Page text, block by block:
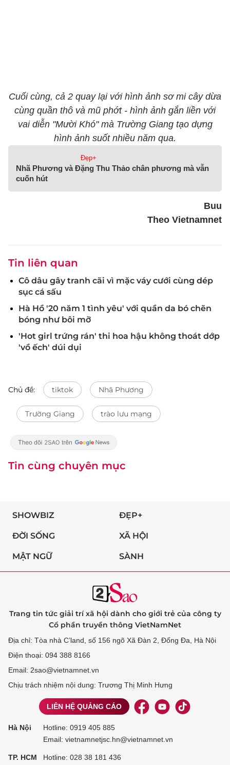
Cuối cùng, cả 2 quay lại với hình ảnh sơ mi cây dừa
cùng quần thô và mũ phớt - hình ảnh gắn liền với
vai diễn "Mười Khó" mà Trường Giang tạo dựng
hình ảnh suốt nhiều năm qua.
Đẹp+
Nhã Phương và Đặng Thu Thảo chân phương mà vẫn
cuốn hút
Buu
Theo Vietnamnet
Tin liên quan
Cô dâu gây tranh cãi vì mặc váy cưới cùng dép
sục cá sấu
Hà Hồ '20 năm 1 tình yêu' với quần da bó chẽn
bóng như bôi mỡ
'Hot girl trứng rán' thi hoa hậu không thoát dớp
'vồ ếch' dúi dụi
Chủ đề: tiktok Nhã Phương
Trường Giang trào lưu mạng
Tin cùng chuyên mục
SHOWBIZ ĐẸP+
ĐỜI SỐNG XÃ HỘI
MẬT NGỮ SÀNH
Trang tin tức giải trí xã hội dành cho giới trẻ của công ty
Cổ phần truyền thông VietNamNet
Địa chỉ: Tòa nhà C’land, số 156 ngõ Xã Đàn 2, Đống Đa, Hà Nội
Điện thoại: 094 388 8166
Email: 2sao@vietnamnet.vn
Chịu trách nhiệm nội dung: Trương Thị Minh Hưng
LIÊN HỆ QUẢNG CÁO
Hà Nội Hotline: 0919 405 885
Email: vietnamnetjsc.hn@vietnamnet.vn
TP. HCM Hotline: 028 38 181 436